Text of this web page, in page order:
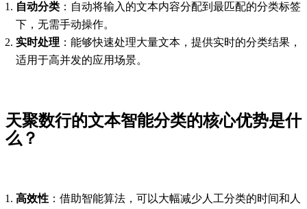
自动分类 ：自动将输入的文本内容分配到最匹配的分类标签
下，无需手动操作。
实时处理 ：能够快速处理大量文本，提供实时的分类结果，
适用于高并发的应用场景。
天聚数行的文本智能分类的核心优势是什
么？
高效性 ：借助智能算法，可以大幅减少人工分类的时间和人